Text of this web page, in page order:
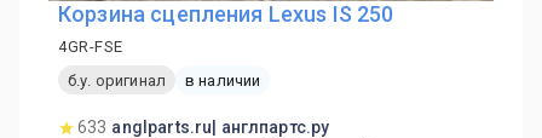
Корзина сцепления Lexus IS 250
4GR-FSE
б.у. оригинал
в наличии
633 anglparts.ru| англпартс.ру